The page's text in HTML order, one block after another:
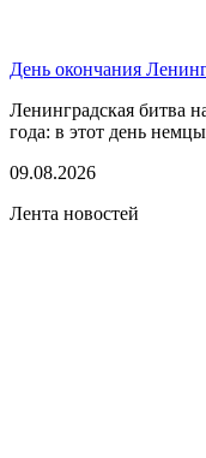
День окончания
Ленинградская битва
года: в этот день
09.08.2026
Лента новостей